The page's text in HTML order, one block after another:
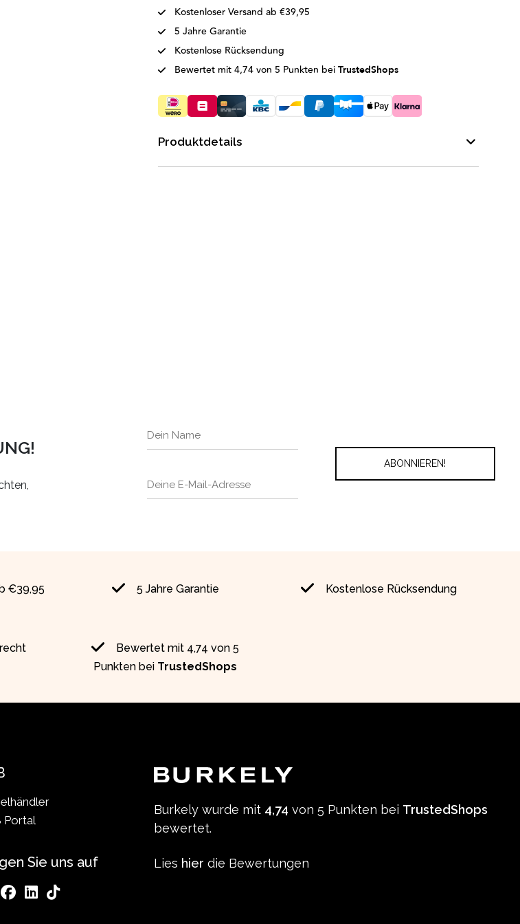
Kostenloser Versand ab €39,95
5 Jahre Garantie
Kostenlose Rücksendung
Bewertet mit 4,74 von 5 Punkten beiTrustedShops
Produktdetails
€39,95 5 Jahre Garantie Kostenlose Rücksendung
Bewertet mit 4,74 von 5
Punkten bei TrustedShops
Burkely wurde mit 4,74 von 5 Punkten bei TrustedShops
bewertet.
Lies hier die Bewertungen
Portal
Sie uns auf